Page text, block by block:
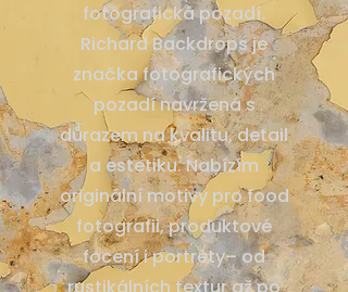
fotografická pozadí.
Richard Backdrops je
značka fotografických
pozadí navržená s
důrazem na kvalitu, detail
a estetiku. Nabízím
originální motivy pro food
fotografii, produktové
focení i portréty– od